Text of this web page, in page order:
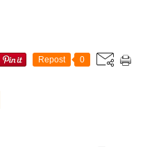
Repost 0